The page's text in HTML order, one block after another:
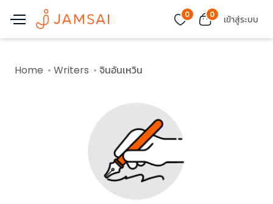
0 0 เข้าสู่ระบบ
Home Writers จินอันเหวิน